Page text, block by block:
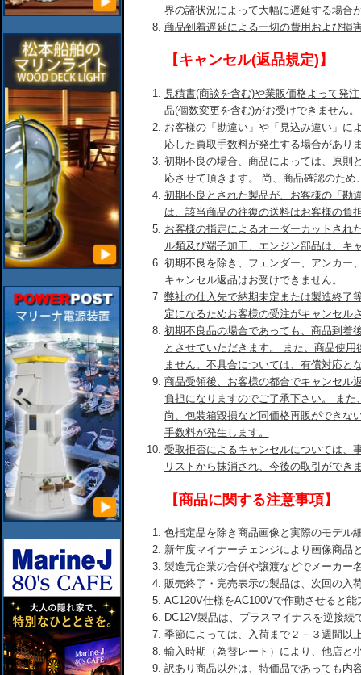
界の諸状況によって大幅に遅延する場合
商品到着遅延による一切の費用および損
【キャンセル(返品規定)】
見積書(商談を含む)や業販価格よって発
品(個数変更を含む)がお受けできません。
お客様の「勘違い」や「見込み違い」に
応した買取手数料が発生する場合があり
初期不良の場合、商品によっては、原則
応させて頂きます。 尚、商品確認のた
初期不良とされた製品が、お客様の「勘
は、該当商品の往復の送料はお客様の負
お客様の指定によるオーダーカットされ
ル類及び端子加工、エンジン部品は、キ
初期不良を除き、フェンダー、アンカー
キャンセル返品はお受けできません。
弊社の仕入先で納期未定または製造終了
定になるためお客様の受注がキャンセル
初期不良品の場合であっても、商品到着
とさせていただきます。 また、商品使
ません。不具合については、有償対応と
商品受領後、お客様の都合でキャンセル
負担になりますのでご了承下さい。 ま
尚、包装箱毀損など同価格再販ができな
手数料が発生します。
受取拒否によるキャンセルについては、
リストから抹消され、今後の取引ができ
【商品に関する注意事項】
色指定品を除き商品画像と実際のモデル
新年度マイナーチェンジにより画像商品
製造元企業の合併や譲渡などでメーカー
販売終了・完売表示の製品は、次回の入
AC120V仕様をAC100Vで作動させると
DC12V製品は、プラスマイナスを逆接
季節によっては、入荷まで２－３週間以
輸入時期（為替レート）により、他店と
訳あり商品以外は、特価品であっても内